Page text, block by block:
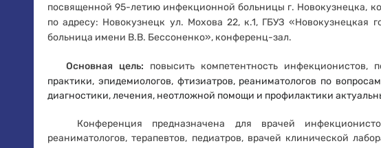
посвященной 95-летию инфекционной больницы г. Новокузнецка,
по адресу: Новокузнецк ул. Мохова 22, к.1, ГБУЗ «Новокузнецкая
больница имени В.В. Бессоненко», конференц-зал.
Основная цель: повысить компетентность инфекционистов,
практики, эпидемиологов, фтизиатров, реаниматологов по
диагностики, лечения, неотложной помощи и профилактики
Конференция предназначена для врачей инфекционистов,
реаниматологов, терапевтов, педиатров, врачей клинической